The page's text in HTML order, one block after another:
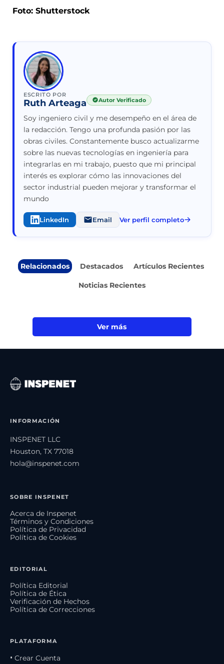
Foto: Shutterstock
ESCRITO POR
Ruth Arteaga Autor Verificado
Soy ingeniero civil y me desempeño en el área de
la redacción. Tengo una profunda pasión por las
obras civiles. Constantemente busco actualizarme
sobre las nuevas tecnologías en ingeniería para
integrarlas en mi trabajo, puesto que mi principal
interés es explorar cómo las innovaciones del
sector industrial pueden mejorar y transformar el
mundo
LinkedIn Email Ver perfil completo
Relacionados Destacados Artículos Recientes
Noticias Recientes
Ver más
INFORMACIÓN
INSPENET LLC
Houston, TX 77018
hola@inspenet.com
SOBRE INSPENET
Acerca de Inspenet
Términos y Condiciones
Política de Privacidad
Política de Cookies
EDITORIAL
Política Editorial
Política de Ética
Verificación de Hechos
Política de Correcciones
PLATAFORMA
• Crear Cuenta